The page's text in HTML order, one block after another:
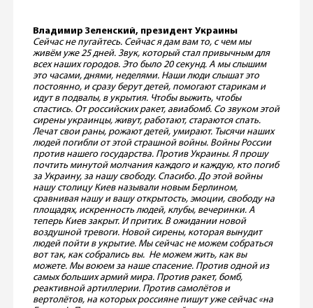
Владимир Зеленский, президент Украины
Сейчас не пугайтесь. Сейчас я дам вам то, с чем мы
живём уже 25 дней. Звук, который стал привычным для
всех наших городов. Это было 20 секунд. А мы слышим
это часами, днями, неделями. Наши люди слышат это
постоянно, и сразу берут детей, помогают старикам и
идут в подвалы, в укрытия. Чтобы выжить, чтобы
спастись. От российских ракет, авиабомб. Со звуком этой
сирены украинцы, живут, работают, стараются спать.
Лечат свои раны, рожают детей, умирают. Тысячи наших
людей погибли от этой страшной войны. Войны России
против нашего государства. Против Украины. Я прошу
почтить минутой молчания каждого и каждую, кто погиб
за Украину, за нашу свободу. Спасибо. До этой войны
нашу столицу Киев называли новым Берлином,
сравнивая нашу и вашу открытость, эмоции, свободу на
площадях, искренность людей, клубы, вечеринки. А
теперь Киев закрыт. И притих. В ожидании новой
воздушной тревоги. Новой сирены, которая вынудит
людей пойти в укрытие. Мы сейчас не можем собраться
вот так, как собрались вы. Не можем жить, как вы
можете. Мы воюем за наше спасение. Против одной из
самых больших армий мира. Против ракет, бомб,
реактивной артиллерии. Против самолётов и
вертолётов, на которых россияне пишут уже сейчас «на